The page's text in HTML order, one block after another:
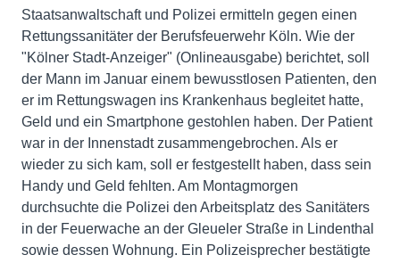
Staatsanwaltschaft und Polizei ermitteln gegen einen
Rettungssanitäter der Berufsfeuerwehr Köln. Wie der
"Kölner Stadt-Anzeiger" (Onlineausgabe) berichtet, soll
der Mann im Januar einem bewusstlosen Patienten, den
er im Rettungswagen ins Krankenhaus begleitet hatte,
Geld und ein Smartphone gestohlen haben. Der Patient
war in der Innenstadt zusammengebrochen. Als er
wieder zu sich kam, soll er festgestellt haben, dass sein
Handy und Geld fehlten. Am Montagmorgen
durchsuchte die Polizei den Arbeitsplatz des Sanitäters
in der Feuerwache an der Gleueler Straße in Lindenthal
sowie dessen Wohnung. Ein Polizeisprecher bestätigte